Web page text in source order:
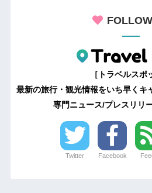
FOLLOW
［トラベルスポ
最新の旅行・観光情報をいち早くキ
専門ニュース/プレスリリ
Twitter Facebook